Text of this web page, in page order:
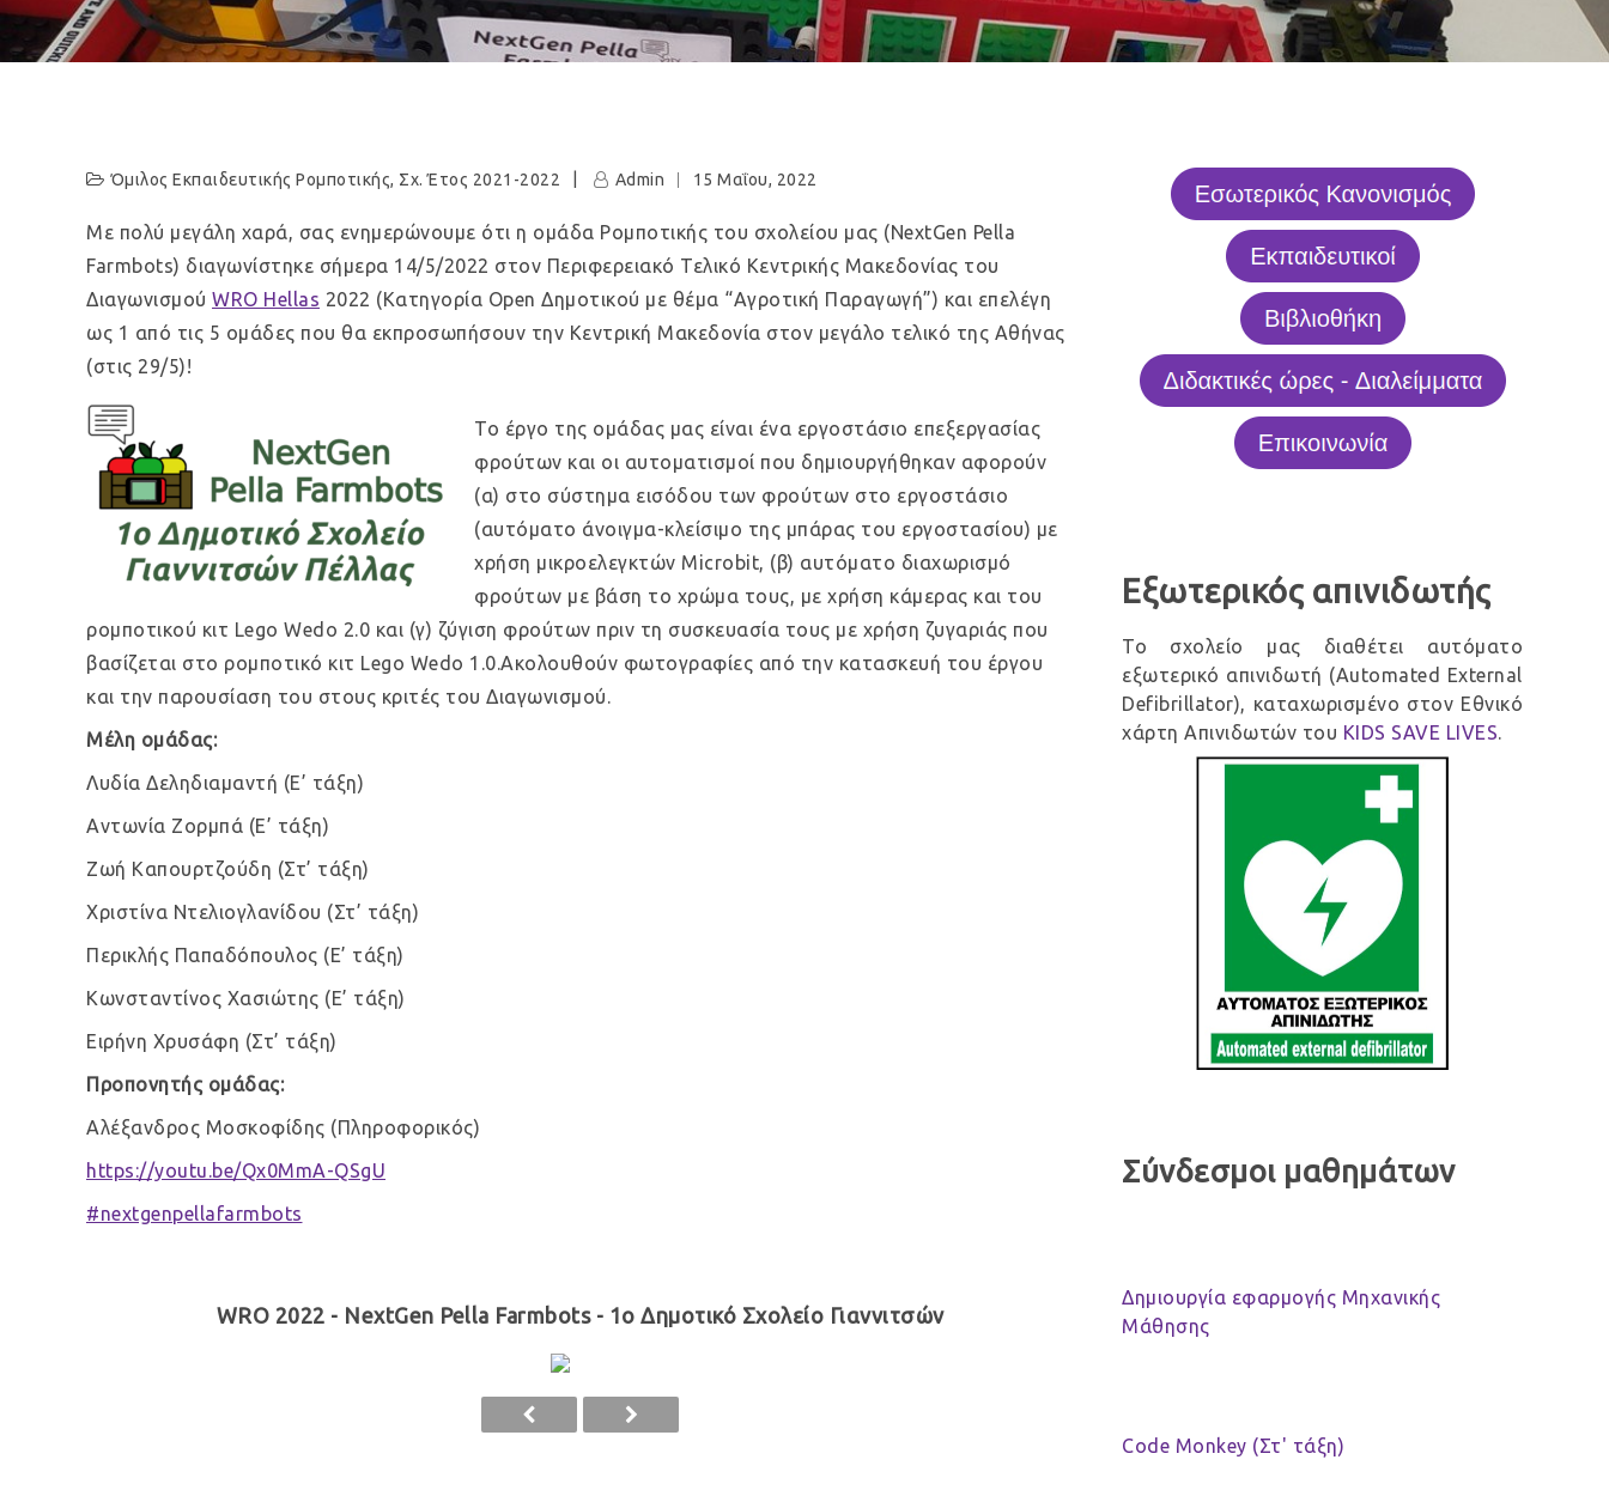
Όμιλος Εκπαιδευτικής Ρομποτικής, Σχ. Έτος 2021-2022 Admin 15 Μαΐου, 2022
Με πολύ μεγάλη χαρά, σας ενημερώνουμε ότι η ομάδα Ρομποτικής του σχολείου μας (NextGen Pella
Farmbots) διαγωνίστηκε σήμερα 14/5/2022 στον Περιφερειακό Τελικό Κεντρικής Μακεδονίας του
Διαγωνισμού WRO Hellas 2022 (Κατηγορία Open Δημοτικού με θέμα “Αγροτική Παραγωγή”) και επελέγη
ως 1 από τις 5 ομάδες που θα εκπροσωπήσουν την Κεντρική Μακεδονία στον μεγάλο τελικό της Αθήνας
(στις 29/5)!
Το έργο της ομάδας μας είναι ένα εργοστάσιο επεξεργασίας
φρούτων και οι αυτοματισμοί που δημιουργήθηκαν αφορούν
(α) στο σύστημα εισόδου των φρούτων στο εργοστάσιο
(αυτόματο άνοιγμα-κλείσιμο της μπάρας του εργοστασίου) με
χρήση μικροελεγκτών Microbit, (β) αυτόματο διαχωρισμό
φρούτων με βάση το χρώμα τους, με χρήση κάμερας και του
ρομποτικού κιτ Lego Wedo 2.0 και (γ) ζύγιση φρούτων πριν τη συσκευασία τους με χρήση ζυγαριάς που
βασίζεται στο ρομποτικό κιτ Lego Wedo 1.0.Ακολουθούν φωτογραφίες από την κατασκευή του έργου
και την παρουσίαση του στους κριτές του Διαγωνισμού.
Μέλη ομάδας:
Λυδία Δεληδιαμαντή (Ε’ τάξη)
Αντωνία Ζορμπά (Ε’ τάξη)
Ζωή Καπουρτζούδη (Στ’ τάξη)
Χριστίνα Ντελιογλανίδου (Στ’ τάξη)
Περικλής Παπαδόπουλος (Ε’ τάξη)
Κωνσταντίνος Χασιώτης (Ε’ τάξη)
Ειρήνη Χρυσάφη (Στ’ τάξη)
Προπονητής ομάδας:
Αλέξανδρος Μοσκοφίδης (Πληροφορικός)
https://youtu.be/Qx0MmA-QSgU
#nextgenpellafarmbots
WRO 2022 - NextGen Pella Farmbots - 1ο Δημοτικό Σχολείο Γιαννιτσών
Εξωτερικός απινιδωτής
Το σχολείο μας διαθέτει αυτόματο
εξωτερικό απινιδωτή (Automated External
Defibrillator), καταχωρισμένο στον Εθνικό
χάρτη Απινιδωτών του KIDS SAVE LIVES.
Σύνδεσμοι μαθημάτων
Δημιουργία εφαρμογής Μηχανικής
Μάθησης
Code Monkey (Στ' τάξη)